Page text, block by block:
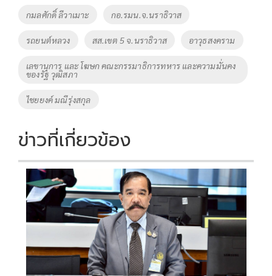
Tags
กมลศักดิ์ ลีวาเมาะ กอ.รมน.จ.นราธิวาส
รถยนต์หลวง สส.เขต 5 จ.นราธิวาส อาวุธสงคราม
เลขานุการ และ โฆษก คณะกรรมาธิการทหาร และความมั่นคง
ของรัฐ วุฒิสภา
ไชยยงค์ มณีรุ่งสกุล
ข่าวที่เกี่ยวข้อง